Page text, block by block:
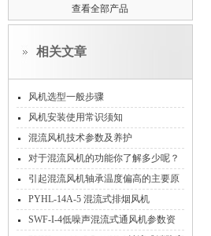
查看全部产品
相关文章
风机选型一般步骤
风机安装使用常识须知
混流风机技术参数及养护
对于混流风机的功能你了解多少呢？
引起混流风机轴承温度偏高的主要原
因有哪些？
PYHL-14A-5 混流式排烟风机
SWF-I-4低噪声混流式通风机参数资